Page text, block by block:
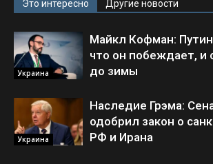
Это интересно Другие новости
Украина
Майкл Кофман:
что он побеждает, и
до зимы
Украина
Наследие Грэма:
одобрил закон о
РФ и Ирана